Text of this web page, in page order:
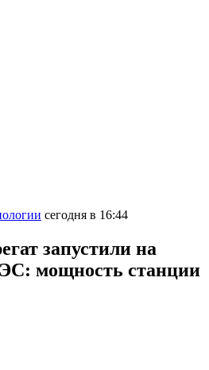
сегодня в 16:44
запустили на
мощность станции